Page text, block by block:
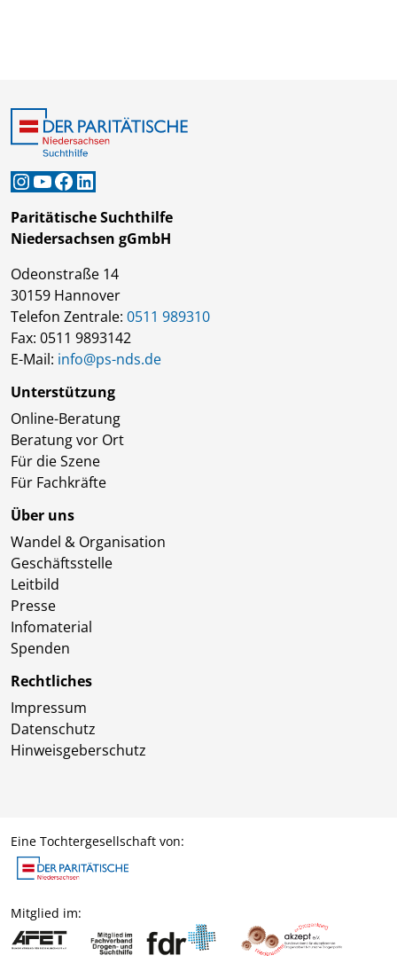
Instagram
YouTube
Facebook
LinkedIn
Paritätische Suchthilfe
Niedersachsen gGmbH
Odeonstraße 14
30159 Hannover
Telefon Zentrale: 0511 989310
Fax: 0511 9893142
E-Mail: info@ps-nds.de
Unterstützung
Online-Beratung
Beratung vor Ort
Für die Szene
Für Fachkräfte
Über uns
Wandel & Organisation
Geschäftsstelle
Leitbild
Presse
Infomaterial
Spenden
Rechtliches
Impressum
Datenschutz
Hinweisgeberschutz
Eine Tochtergesellschaft von:
Mitglied im: